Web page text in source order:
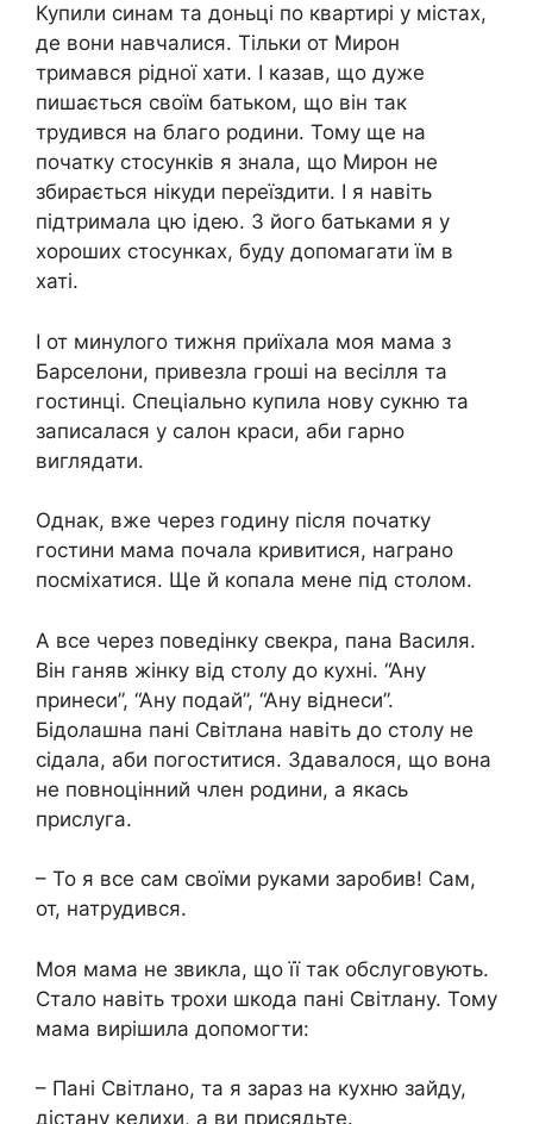
Купили синам та доньці по квартирі у містах,
де вони навчалися. Тільки от Мирон
тримався рідної хати. І казав, що дуже
пишається своїм батьком, що він так
трудився на благо родини. Тому ще на
початку стосунків я знала, що Мирон не
збирається нікуди переїздити. І я навіть
підтримала цю ідею. З його батьками я у
хороших стосунках, буду допомагати їм в
хаті.
І от минулого тижня приїхала моя мама з
Барселони, привезла гроші на весілля та
гостинці. Спеціально купила нову сукню та
записалася у салон краси, аби гарно
виглядати.
Однак, вже через годину після початку
гостини мама почала кривитися, награно
посміхатися. Ще й копала мене під столом.
А все через поведінку свекра, пана Василя.
Він ганяв жінку від столу до кухні. “Ану
принеси”, “Ану подай”, “Ану віднеси”.
Бідолашна пані Світлана навіть до столу не
сідала, аби погоститися. Здавалося, що вона
не повноцінний член родини, а якась
прислуга.
– То я все сам своїми руками заробив! Сам,
от, натрудився.
Моя мама не звикла, що її так обслуговують.
Стало навіть трохи шкода пані Світлану. Тому
мама вирішила допомогти:
– Пані Світлано, та я зараз на кухню зайду,
дістану келихи, а ви присядьте.